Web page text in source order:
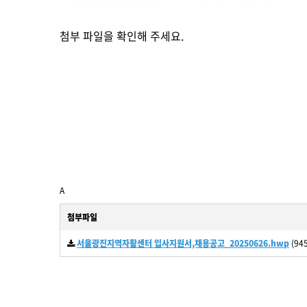
첨부 파일을 확인해 주세요.
A
첨부파일
서울광진지역자활센터 입사지원서,채용공고_20250626.hwp